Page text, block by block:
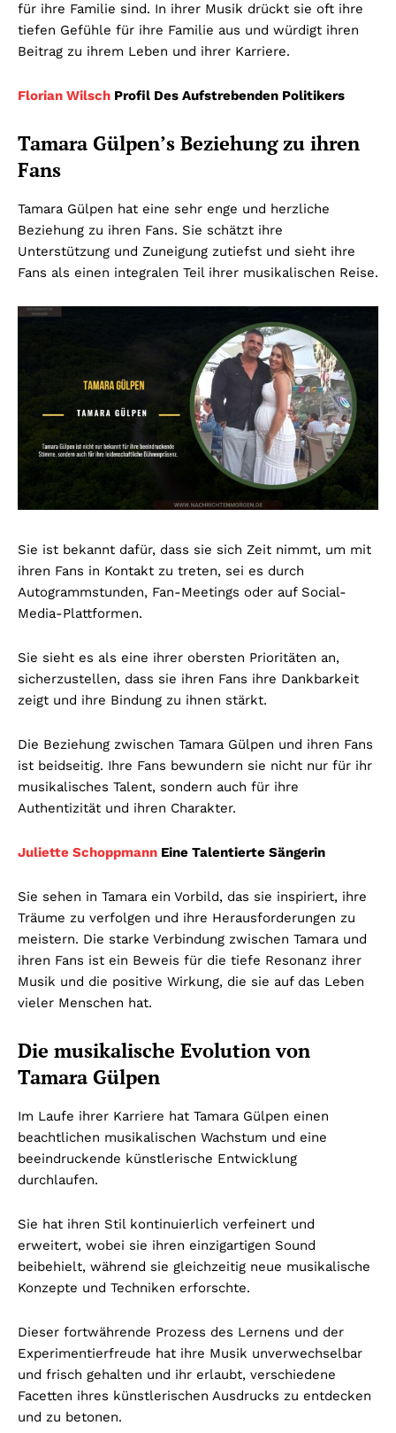
für ihre Familie sind. In ihrer Musik drückt sie oft ihre
tiefen Gefühle für ihre Familie aus und würdigt ihren
Beitrag zu ihrem Leben und ihrer Karriere.
Florian Wilsch Profil Des Aufstrebenden Politikers
Tamara Gülpen’s Beziehung zu ihren
Fans
Tamara Gülpen hat eine sehr enge und herzliche
Beziehung zu ihren Fans. Sie schätzt ihre
Unterstützung und Zuneigung zutiefst und sieht ihre
Fans als einen integralen Teil ihrer musikalischen Reise.
Sie ist bekannt dafür, dass sie sich Zeit nimmt, um mit
ihren Fans in Kontakt zu treten, sei es durch
Autogrammstunden, Fan-Meetings oder auf Social-
Media-Plattformen.
Sie sieht es als eine ihrer obersten Prioritäten an,
sicherzustellen, dass sie ihren Fans ihre Dankbarkeit
zeigt und ihre Bindung zu ihnen stärkt.
Die Beziehung zwischen Tamara Gülpen und ihren Fans
ist beidseitig. Ihre Fans bewundern sie nicht nur für ihr
musikalisches Talent, sondern auch für ihre
Authentizität und ihren Charakter.
Juliette Schoppmann Eine Talentierte Sängerin
Sie sehen in Tamara ein Vorbild, das sie inspiriert, ihre
Träume zu verfolgen und ihre Herausforderungen zu
meistern. Die starke Verbindung zwischen Tamara und
ihren Fans ist ein Beweis für die tiefe Resonanz ihrer
Musik und die positive Wirkung, die sie auf das Leben
vieler Menschen hat.
Die musikalische Evolution von
Tamara Gülpen
Im Laufe ihrer Karriere hat Tamara Gülpen einen
beachtlichen musikalischen Wachstum und eine
beeindruckende künstlerische Entwicklung
durchlaufen.
Sie hat ihren Stil kontinuierlich verfeinert und
erweitert, wobei sie ihren einzigartigen Sound
beibehielt, während sie gleichzeitig neue musikalische
Konzepte und Techniken erforschte.
Dieser fortwährende Prozess des Lernens und der
Experimentierfreude hat ihre Musik unverwechselbar
und frisch gehalten und ihr erlaubt, verschiedene
Facetten ihres künstlerischen Ausdrucks zu entdecken
und zu betonen.